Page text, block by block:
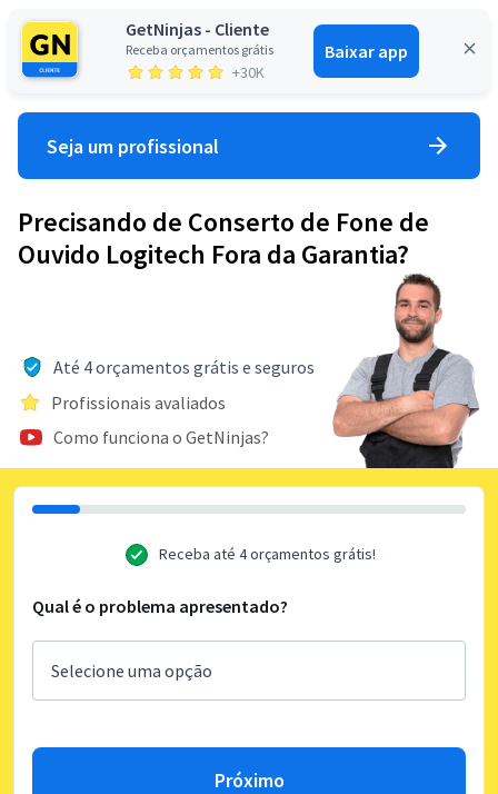
GetNinjas - Cliente
Receba orçamentos grátis
+30K
Baixar app
Entrar
Seja um profissional
Precisando de Conserto de Fone de
Ouvido Logitech Fora da Garantia?
Até 4 orçamentos grátis e seguros
Profissionais avaliados
Como funciona o GetNinjas?
Receba até 4 orçamentos grátis!
Qual é o problema apresentado?
Próximo